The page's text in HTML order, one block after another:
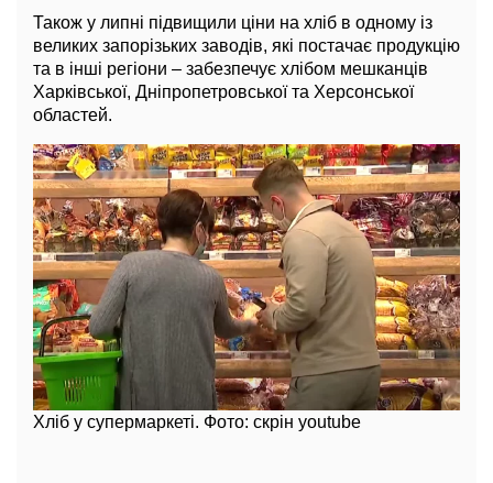
Також у липні підвищили ціни на хліб в одному із
великих запорізьких заводів, які постачає продукцію
та в інші регіони – забезпечує хлібом мешканців
Харківської, Дніпропетровської та Херсонської
областей.
Хліб у супермаркеті. Фото: скрін youtube